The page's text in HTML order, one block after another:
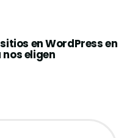
en WordPress en
eligen